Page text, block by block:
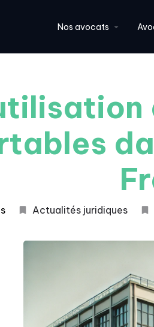
Nos avocats
Actualités juridiques